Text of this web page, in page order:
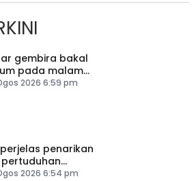
gembira bakal
pada malam
merdeka
2026 6:59 pm
penarikan
Nicky Liow
2026 6:54 pm